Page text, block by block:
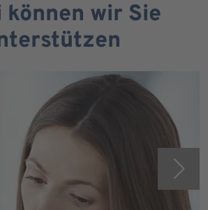
können wir Sie